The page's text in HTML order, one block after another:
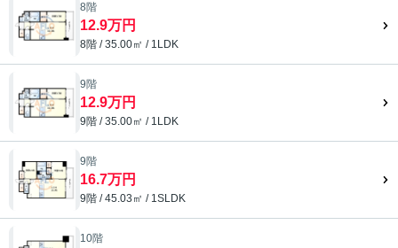
8階
12.9万円
8階 / 35.00㎡ / 1LDK
9階
12.9万円
9階 / 35.00㎡ / 1LDK
9階
16.7万円
9階 / 45.03㎡ / 1SLDK
10階